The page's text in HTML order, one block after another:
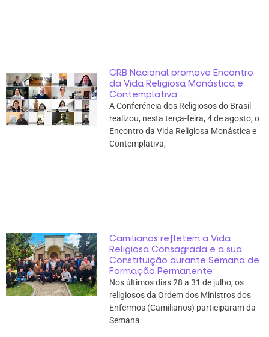
CRB Nacional promove Encontro
da Vida Religiosa Monástica e
Contemplativa
A Conferência dos Religiosos do Brasil
realizou, nesta terça-feira, 4 de agosto, o
Encontro da Vida Religiosa Monástica e
Contemplativa,
Camilianos refletem a Vida
Religiosa Consagrada e a sua
Constituição durante Semana de
Formação Permanente
Nos últimos dias 28 a 31 de julho, os
religiosos da Ordem dos Ministros dos
Enfermos (Camilianos) participaram da
Semana